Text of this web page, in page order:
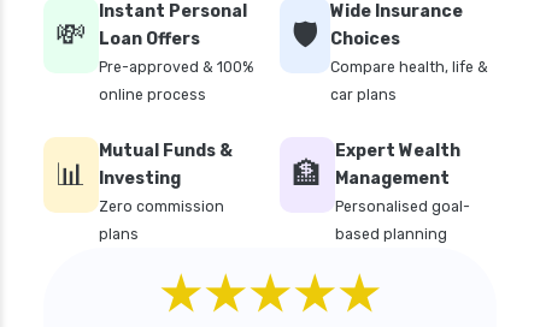
💸
Instant Personal
Loan Offers
Pre-approved & 100%
online process
🛡️
Wide Insurance
Choices
Compare health, life &
car plans
📊
Mutual Funds &
Investing
Zero commission
plans
🏦
Expert Wealth
Management
Personalised goal-
based planning
★★★★★